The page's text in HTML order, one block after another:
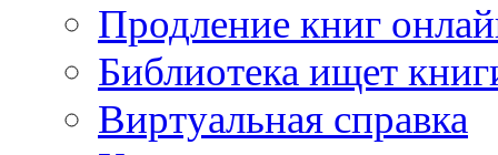
Продление книг
Библиотека ищет
Виртуальная справка